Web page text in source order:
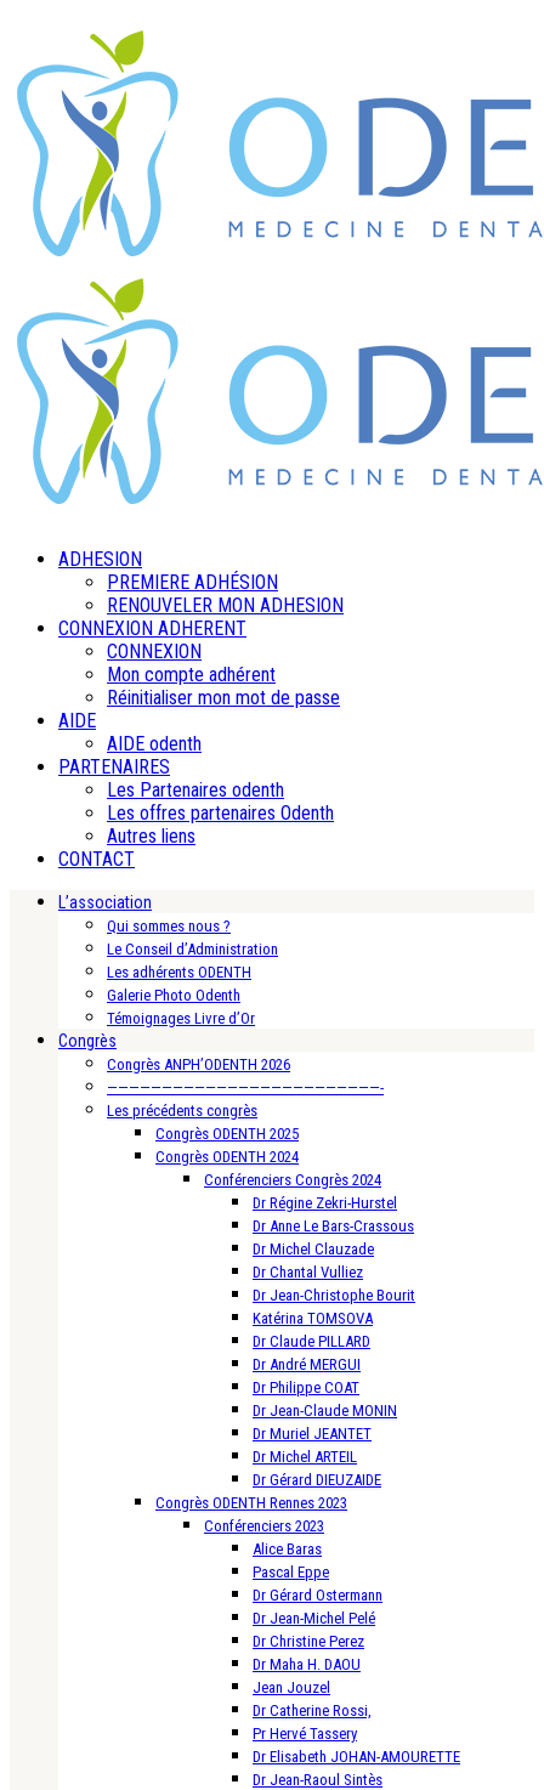
ADHESION
PREMIERE ADHÉSION
RENOUVELER MON ADHESION
CONNEXION ADHERENT
CONNEXION
Mon compte adhérent
Réinitialiser mon mot de passe
AIDE
AIDE odenth
PARTENAIRES
Les Partenaires odenth
Les offres partenaires Odenth
Autres liens
CONTACT
L’association
Qui sommes nous ?
Le Conseil d’Administration
Les adhérents ODENTH
Galerie Photo Odenth
Témoignages Livre d’Or
Congrès
Congrès ANPH’ODENTH 2026
—————————————————————————-
Les précédents congrès
Congrès ODENTH 2025
Congrès ODENTH 2024
Conférenciers Congrès 2024
Dr Régine Zekri-Hurstel
Dr Anne Le Bars-Crassous
Dr Michel Clauzade
Dr Chantal Vulliez
Dr Jean-Christophe Bourit
Katérina TOMSOVA
Dr Claude PILLARD
Dr André MERGUI
Dr Philippe COAT
Dr Jean-Claude MONIN
Dr Muriel JEANTET
Dr Michel ARTEIL
Dr Gérard DIEUZAIDE
Congrès ODENTH Rennes 2023
Conférenciers 2023
Alice Baras
Pascal Eppe
Dr Gérard Ostermann
Dr Jean-Michel Pelé
Dr Christine Perez
Dr Maha H. DAOU
Jean Jouzel
Dr Catherine Rossi,
Pr Hervé Tassery
Dr Elisabeth JOHAN-AMOURETTE
Dr Jean-Raoul Sintès